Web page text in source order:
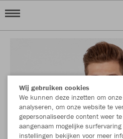
Wij gebruiken cookies
We kunnen deze inzetten om
analyseren, om onze website te
gepersonaliseerde content weer
aangenaam mogelijke
instellingen bekijken voor meer